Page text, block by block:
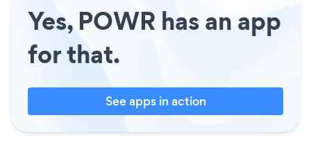
Yes, POWR has an app
for that.
See apps in action